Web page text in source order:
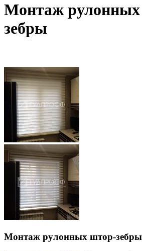
Монтаж
зебры
Монтаж рулонных штор-зебры